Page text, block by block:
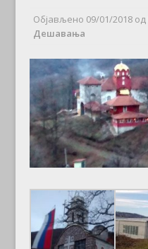
Објављено 09/01/2018 од
Дешавања